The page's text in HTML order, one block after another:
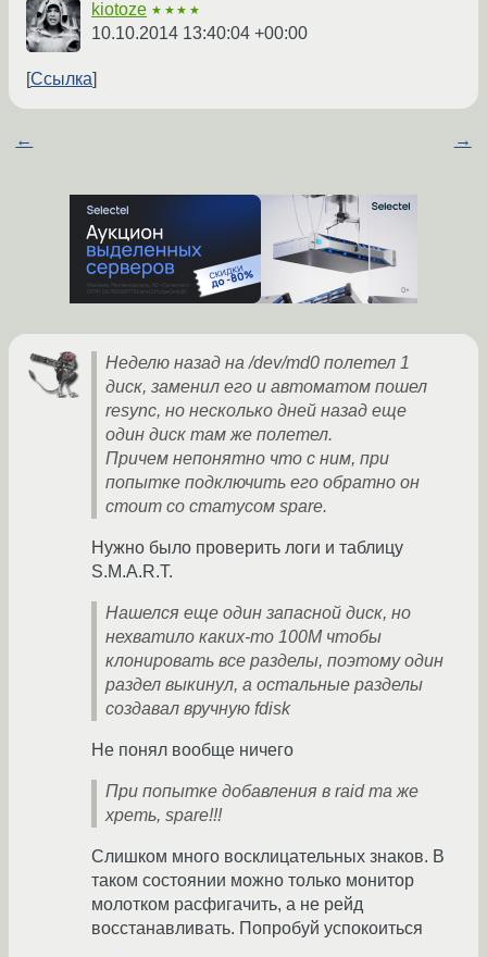
kiotoze ★★★★
10.10.2014 13:40:04 +00:00
Ссылка
← →
Неделю назад на /dev/md0 полетел 1
диск, заменил его и автоматом пошел
resync, но несколько дней назад еще
один диск там же полетел.
Причем непонятно что с ним, при
попытке подключить его обратно он
стоит со статусом spare.
Нужно было проверить логи и таблицу
S.M.A.R.T.
Нашелся еще один запасной диск, но
нехватило каких-то 100М чтобы
клонировать все разделы, поэтому один
раздел выкинул, а остальные разделы
создавал вручную fdisk
Не понял вообще ничего
При попытке добавления в raid та же
хреть, spare!!!
Слишком много восклицательных знаков. В
таком состоянии можно только монитор
молотком расфигачить, а не рейд
восстанавливать. Попробуй успокоиться